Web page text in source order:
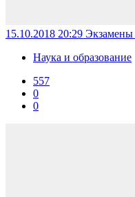
15.10.2018 20:29 Экзамены
Наука и образование
557
0
0